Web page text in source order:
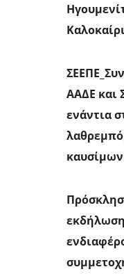
ΑΑΔΕ και
ενάντια
καυσίμων